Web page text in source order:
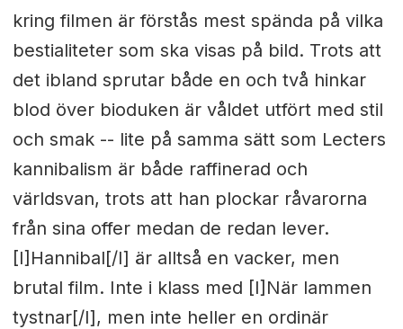
kring filmen är förstås mest spända på vilka
bestialiteter som ska visas på bild. Trots att
det ibland sprutar både en och två hinkar
blod över bioduken är våldet utfört med stil
och smak -- lite på samma sätt som Lecters
kannibalism är både raffinerad och
världsvan, trots att han plockar råvarorna
från sina offer medan de redan lever.
[I]Hannibal[/I] är alltså en vacker, men
brutal film. Inte i klass med [I]När lammen
tystnar[/I], men inte heller en ordinär